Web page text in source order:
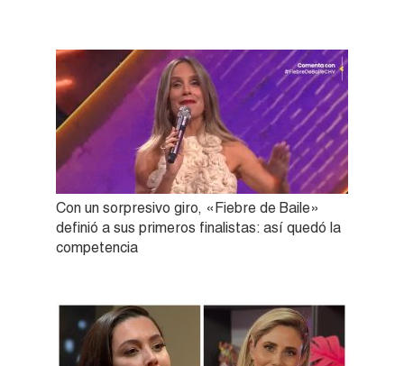
Con un sorpresivo giro, «Fiebre de Baile»
definió a sus primeros finalistas: así quedó la
competencia